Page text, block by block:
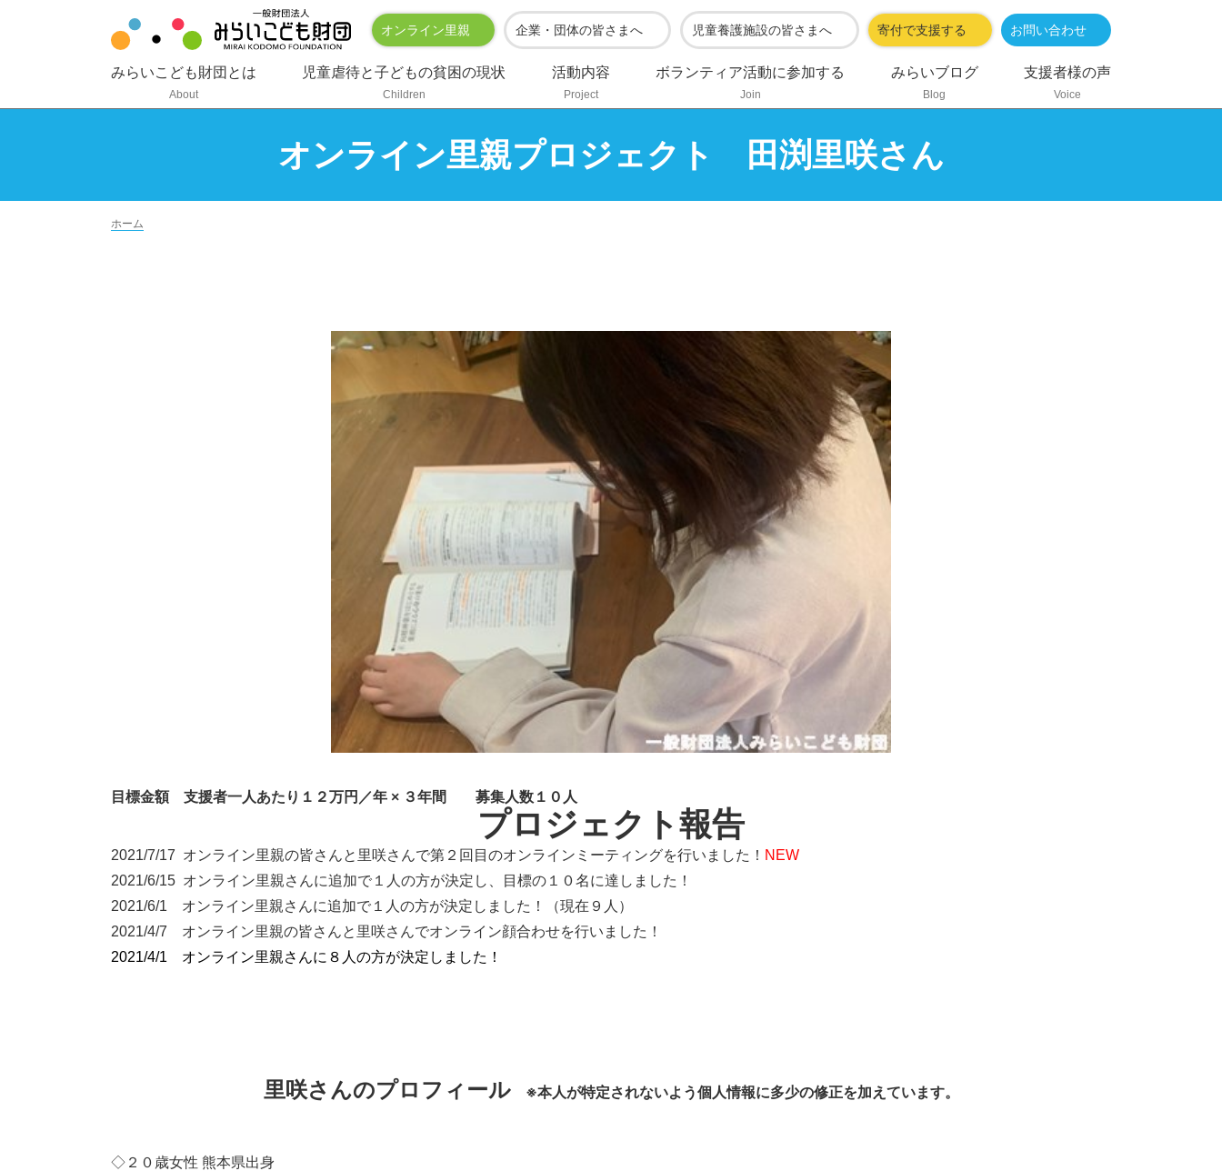
オンライン里親 企業・団体の皆さまへ 児童養護施設の皆さまへ 寄付で支援する お問い合わせ
みらいこども財団とは
About
児童虐待と子どもの貧困の現状
Children
活動内容
Project
ボランティア活動に参加する
Join
みらいブログ
Blog
支援者様の声
Voice
オンライン里親プロジェクト 田渕里咲さん
ホーム
目標金額 支援者一人あたり１２万円／年 × ３年間 募集人数１０人
プロジェクト報告
2021/7/17 オンライン里親の皆さんと里咲さんで第２回目のオンラインミーティングを行いました！ NEW
2021/6/15 オンライン里親さんに追加で１人の方が決定し、目標の１０名に達しました！
2021/6/1 オンライン里親さんに追加で１人の方が決定しました！（現在９人）
2021/4/7 オンライン里親の皆さんと里咲さんでオンライン顔合わせを行いました！
2021/4/1 オンライン里親さんに８人の方が決定しました！
里咲さんのプロフィール※本人が特定されないよう個人情報に多少の修正を加えています。
◇２０歳女性 熊本県出身